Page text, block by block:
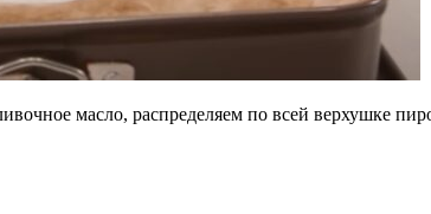
масло, распределяем по всей верхушке